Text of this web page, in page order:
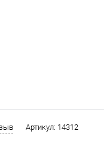
Артикул: 14312